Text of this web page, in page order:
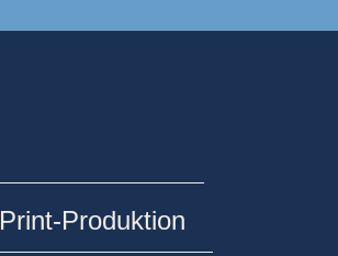
Print-Produktion